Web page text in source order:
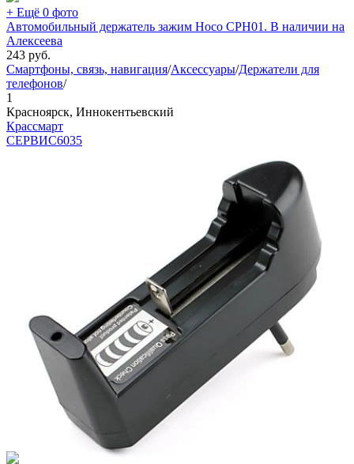
+ Ещё 0 фото
Автомобильный держатель зажим Hoco CPH01. В наличии на
Алексеева
243 руб.
Смартфоны, связь, навигация/Аксессуары/Держатели для
телефонов/
1
Красноярск, Иннокентьевский
Крассмарт
СЕРВИС6035